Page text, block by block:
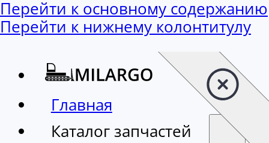
Перейти к основному содержанию
Перейти к нижнему колонтитулу
Главная
Каталог запчастей